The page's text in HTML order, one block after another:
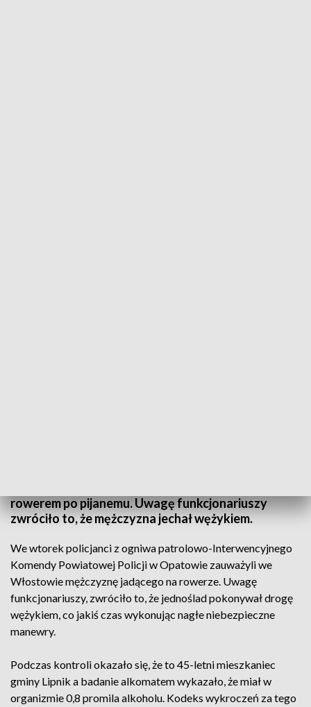
rowerem po pijanemu. Uwagę funkcjonariuszy
zwróciło to, że mężczyzna jechał wężykiem.
We wtorek policjanci z ogniwa patrolowo-Interwencyjnego
Komendy Powiatowej Policji w Opatowie zauważyli we
Włostowie mężczyznę jadącego na rowerze. Uwagę
funkcjonariuszy, zwróciło to, że jednoślad pokonywał drogę
wężykiem, co jakiś czas wykonując nagłe niebezpieczne
manewry.
Podczas kontroli okazało się, że to 45-letni mieszkaniec
gminy Lipnik a badanie alkomatem wykazało, że miał w
organizmie 0,8 promila alkoholu. Kodeks wykroczeń za tego